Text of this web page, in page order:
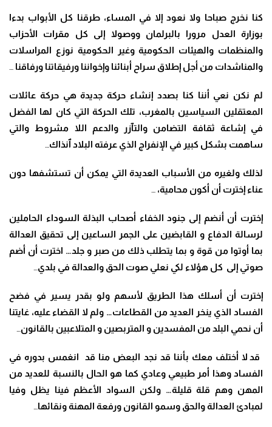
كنا نخرج صباحا ولا نعود إلا في المساء، طرقنا كل الأبواب بدءا
بوزارة العدل مرورا بالبرلمان ووصولا إلى كل مقرات الأحزاب
والمنظمات والهيئات الحكومية وغير الحكومية نوزع المراسلات
والمناشدات من أجل إطلاق سراح أبنائنا وإخواننا ورفيقاتنا ورفاقنا
لم نكن نعي أننا كنا بصدد إنشاء حركة جديدة هي حركة عائلات
المعتقلين السياسين بالمغرب، تلك الحركة التي كان لها الفضل
في إشاعة ثقافة التضامن والتٱزر والدعم اللا مشروط والتي
ساهمت بشكل كبير في الإنفراج الذي عرفته البلاد ٱنذاك
لذلك ولغيره من الأسباب العديدة التي يمكن أن تستشفها دون
عناء إخترت أن أكون محامية،
إخترت أن أنضم إلى جنود الخفاء أصحاب البذلة السوداء الحاملين
لرسالة الدفاع و القابضين على الجمر الساعين إلى تحقيق العدالة
بما أوتوا من قوة و بما يتطلب ذلك من صبر و جلد… اخترت أن أضم
صوتي إلى كل هؤلاء لكي نعلي صوت الحق والعدالة في بلدي
إخترت أن أسلك هذا الطريق لأسهم ولو بقدر يسير في فضح
الفساد الذي ينخر العديد من القطاعات… ولم لا القضاء عليه، غايتنا
أن نحمي البلد من المفسدين و المتربصين و المتلاعبين بالقانون
قد لا أختلف معك بأننا قد نجد البعض منا قد انغمس بدوره في
الفساد وهذا أمر طبيعي وعادي كما هو الحال بالنسبة للعديد من
المهن وهم قلة قليلة… ولكن السواد الأعظم فينا يظل وفيا
لمبادئ العدالة والحق وسمو القانون ورفعة المهنة ونقائها